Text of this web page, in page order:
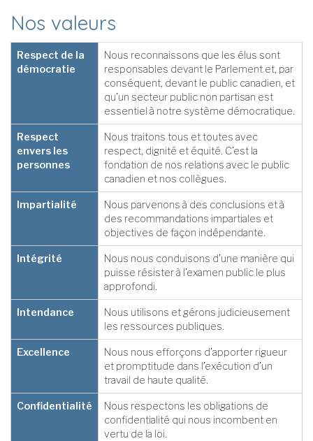
Nos valeurs
Respect de la
démocratie
Nous reconnaissons que les élus sont
responsables devant le Parlement et, par
conséquent, devant le public canadien, et
qu’un secteur public non partisan est
essentiel à notre système démocratique.
Respect
envers les
personnes
Nous traitons tous et toutes avec
respect, dignité et équité. C’est la
fondation de nos relations avec le public
canadien et nos collègues.
Impartialité
Nous parvenons à des conclusions et à
des recommandations impartiales et
objectives de façon indépendante.
Intégrité
Nous nous conduisons d’une manière qui
puisse résister à l’examen public le plus
approfondi.
Intendance
Nous utilisons et gérons judicieusement
les ressources publiques.
Excellence
Nous nous efforçons d’apporter rigueur
et promptitude dans l’exécution d’un
travail de haute qualité.
Confidentialité
Nous respectons les obligations de
confidentialité qui nous incombent en
vertu de la loi.